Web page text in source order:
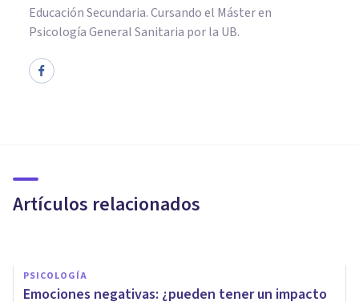
Educación Secundaria. Cursando el Máster en
Psicología General Sanitaria por la UB.
Artículos relacionados
este sentimiento
PSICOLOGÍA
Emociones negativas: ¿pueden tener un impacto